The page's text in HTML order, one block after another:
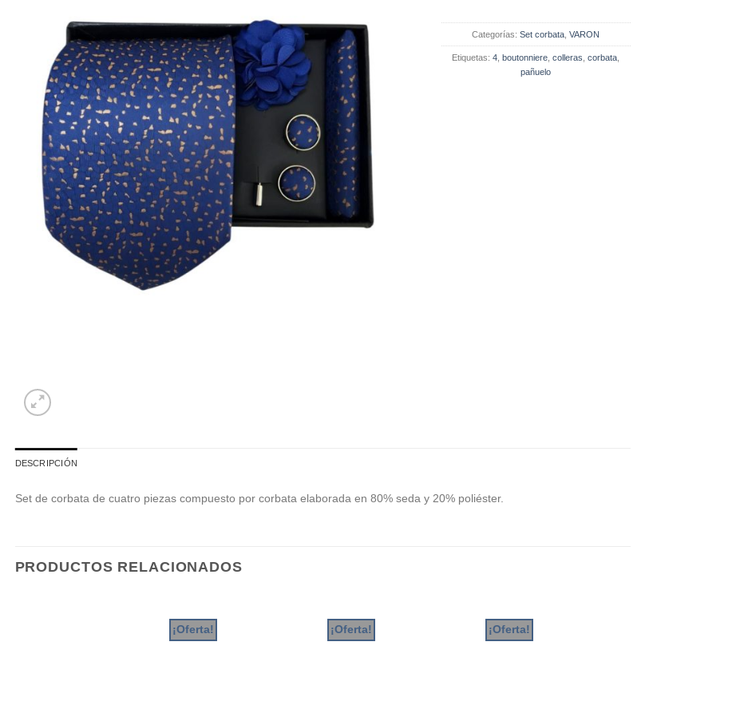
Categorías:Set corbata ,VARON
Etiquetas:4 ,boutonniere ,colleras ,corbata
pañuelo
DESCRIPCIÓN
Set de corbata de cuatro piezas compuesto por corbata elaborada en 80% seda y 20% poliéster.
PRODUCTOS RELACIONADOS
¡Oferta! ¡Oferta! ¡Oferta!